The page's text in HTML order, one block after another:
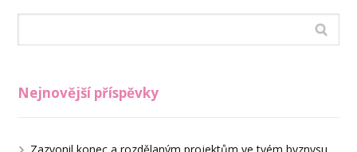
Nejnovější příspěvky